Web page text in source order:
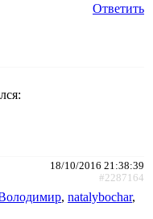
Ответить
18/10/2016 21:38:39
#2287164
, natalybochar,